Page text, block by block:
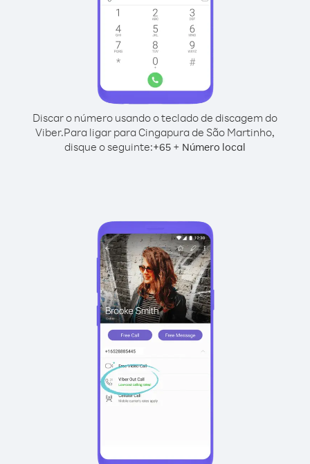
Discar o número usando o teclado de discagem do
Viber.Para ligar para Cingapura de São Martinho,
disque o seguinte:+65 + Número local